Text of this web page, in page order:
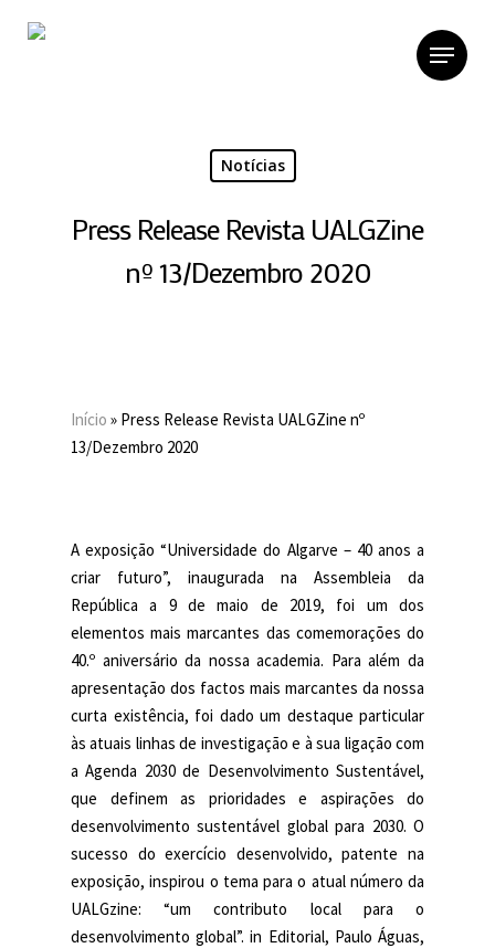
Menu
Notícias
Press Release Revista UALGZine
nº 13/Dezembro 2020
Início » Press Release Revista UALGZine nº
13/Dezembro 2020
A exposição “Universidade do Algarve – 40 anos a
criar futuro”, inaugurada na Assembleia da
República a 9 de maio de 2019, foi um dos
elementos mais marcantes das comemorações do
40.º aniversário da nossa academia. Para além da
apresentação dos factos mais marcantes da nossa
curta existência, foi dado um destaque particular
às atuais linhas de investigação e à sua ligação com
a Agenda 2030 de Desenvolvimento Sustentável,
que definem as prioridades e aspirações do
desenvolvimento sustentável global para 2030. O
sucesso do exercício desenvolvido, patente na
exposição, inspirou o tema para o atual número da
UALGzine: “um contributo local para o
desenvolvimento global”. in Editorial, Paulo Águas,